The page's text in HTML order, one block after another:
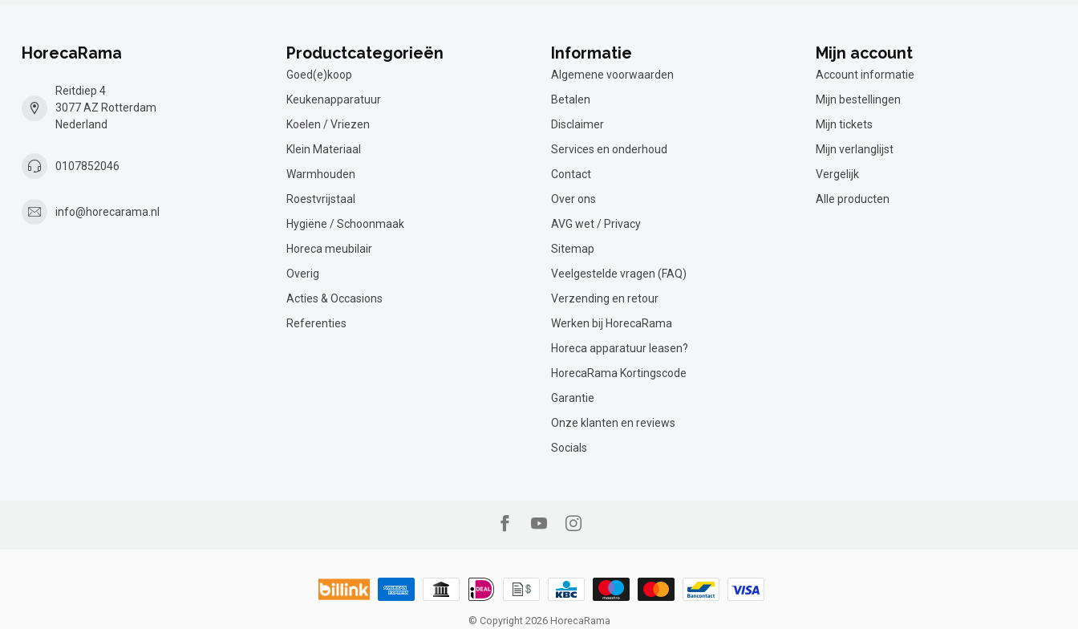
HorecaRama
Reitdiep 4
3077 AZ Rotterdam
Nederland
0107852046
info@horecarama.nl
Productcategorieën
Goed(e)koop
Keukenapparatuur
Koelen / Vriezen
Klein Materiaal
Warmhouden
Roestvrijstaal
Hygiëne / Schoonmaak
Horeca meubilair
Overig
Acties & Occasions
Referenties
Informatie
Algemene voorwaarden
Betalen
Disclaimer
Services en onderhoud
Contact
Over ons
AVG wet / Privacy
Sitemap
Veelgestelde vragen (FAQ)
Verzending en retour
Werken bij HorecaRama
Horeca apparatuur leasen?
HorecaRama Kortingscode
Garantie
Onze klanten en reviews
Socials
Mijn account
Account informatie
Mijn bestellingen
Mijn tickets
Mijn verlanglijst
Vergelijk
Alle producten
© Copyright 2026 HorecaRama